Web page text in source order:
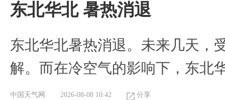
​东北华北 暑热消退
东北华北暑热消退。未来几天，
解。而在冷空气的影响下，东北
中国天气网 2026-08-08 10:42 分享